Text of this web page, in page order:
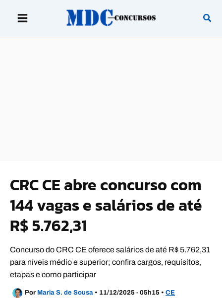
CRC CE abre concurso com
144 vagas e salários de até
R$ 5.762,31
Concurso do CRC CE oferece salários de até R$ 5.762,31
para níveis médio e superior; confira cargos, requisitos,
etapas e como participar
Por Maria S. de Sousa • 11/12/2025 - 05h15 • CE